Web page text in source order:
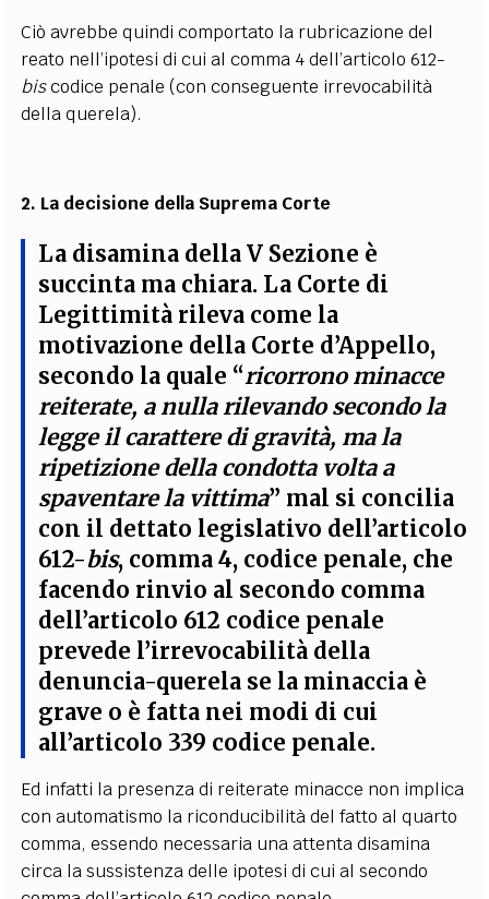
Ciò avrebbe quindi comportato la rubricazione del
reato nell’ipotesi di cui al comma 4 dell’articolo 612-
biscodice penale (con conseguente irrevocabilità
della querela).
2. La decisione della Suprema Corte
La disamina della V Sezione è
succinta ma chiara. La Corte di
Legittimità rileva come la
motivazione della Corte d’Appello,
secondo la quale “ricorrono minacce
reiterate, a nulla rilevando secondo la
legge il carattere di gravità, ma la
ripetizione della condotta volta a
spaventare la vittima” mal si concilia
con il dettato legislativo dell’articolo
612-bis, comma 4, codice penale, che
facendo rinvio al secondo comma
dell’articolo 612 codice penale
prevede l’irrevocabilità della
denuncia-querela se la minaccia è
grave o è fatta nei modi di cui
all’articolo 339 codice penale.
Ed infatti la presenza di reiterate minacce non implica
con automatismo la riconducibilità del fatto al quarto
comma, essendo necessaria una attenta disamina
circa la sussistenza delle ipotesi di cui al secondo